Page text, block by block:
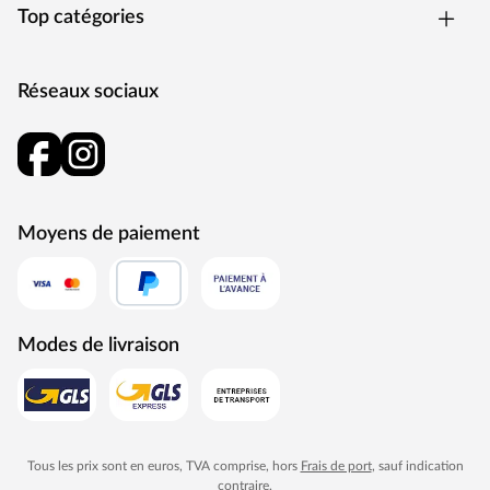
Top catégories
Réseaux sociaux
Moyens de paiement
Modes de livraison
Tous les prix sont en euros, TVA comprise, hors Frais de port, sauf indication
contraire.